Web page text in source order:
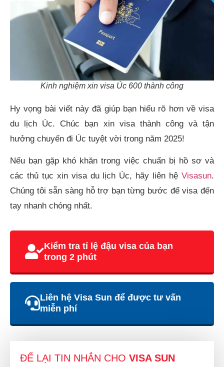
Kinh nghiệm xin visa Úc 600 thành công
Hy vọng bài viết này đã giúp bạn hiểu rõ hơn về visa
du lịch Úc. Chúc bạn xin visa thành công và tận
hưởng chuyến đi Úc tuyệt vời trong năm 2025!
Nếu bạn gặp khó khăn trong việc chuẩn bị hồ sơ và
các thủ tục xin visa du lịch Úc, hãy liên hệ Visasun.
Chúng tôi sẵn sàng hỗ trợ bạn từng bước để visa đến
tay nhanh chóng nhất.
Kiểm tra tỉ lệ đậu visa của bạn
trong 2 phút
Liên hệ Visa Sun để được tư vấn
miễn phí
ĐỂ LẠI TIN NHẮN CHO VISA SUN